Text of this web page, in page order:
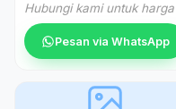
Hubungi kami untuk harga
Pesan via WhatsApp